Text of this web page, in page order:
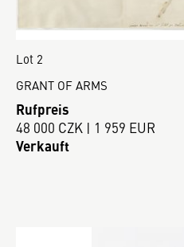
Lot 2
GRANT OF ARMS
Rufpreis
48 000 CZK | 1 959 EUR
Verkauft